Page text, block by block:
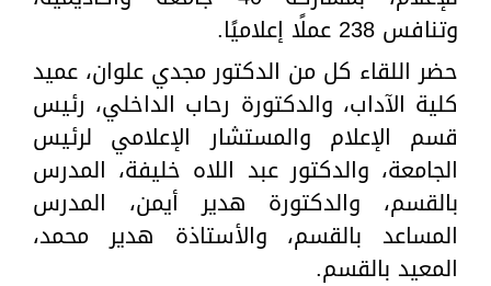
وتنافس 238 عملًا إعلاميًا.
حضر اللقاء كل من الدكتور مجدي علوان، عميد
كلية الآداب، والدكتورة رحاب الداخلي، رئيس
قسم الإعلام والمستشار الإعلامي لرئيس
الجامعة، والدكتور عبد اللاه خليفة، المدرس
بالقسم، والدكتورة هدير أيمن، المدرس
المساعد بالقسم، والأستاذة هدير محمد،
المعيد بالقسم.